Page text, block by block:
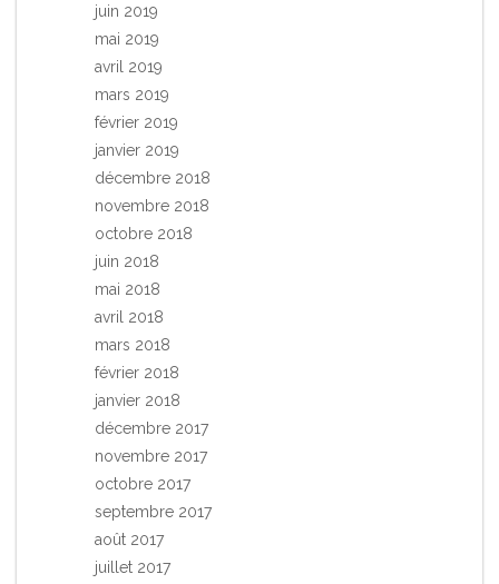
juin 2019
mai 2019
avril 2019
mars 2019
février 2019
janvier 2019
décembre 2018
novembre 2018
octobre 2018
juin 2018
mai 2018
avril 2018
mars 2018
février 2018
janvier 2018
décembre 2017
novembre 2017
octobre 2017
septembre 2017
août 2017
juillet 2017